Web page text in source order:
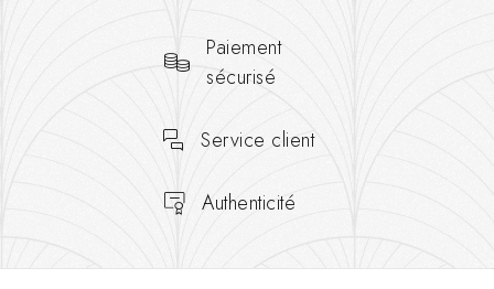
Paiement
sécurisé
Service client
Authenticité